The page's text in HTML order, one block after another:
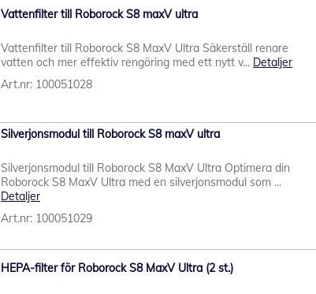
Vattenfilter till Roborock S8 maxV ultra
Vattenfilter till Roborock S8 MaxV Ultra Säkerställ renare
vatten och mer effektiv rengöring med ett nytt v... Detaljer
Art.nr: 100051028
Silverjonsmodul till Roborock S8 maxV ultra
Silverjonsmodul till Roborock S8 MaxV Ultra Optimera din
Roborock S8 MaxV Ultra med en silverjonsmodul som ...
Detaljer
Art.nr: 100051029
HEPA-filter för Roborock S8 MaxV Ultra (2 st.)